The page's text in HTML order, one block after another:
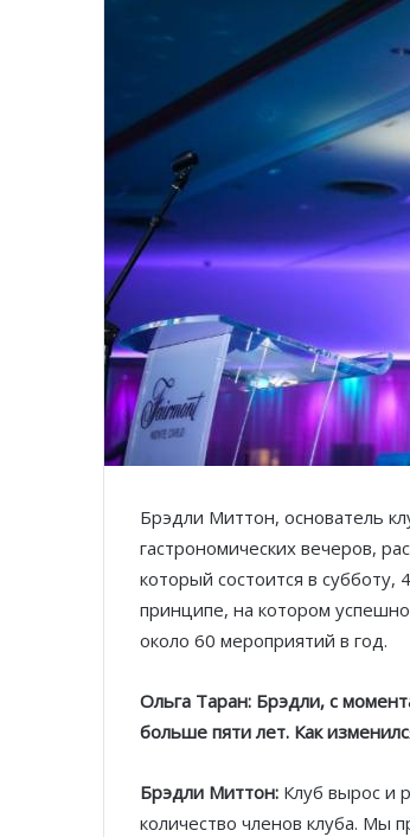
Брэдли Миттон, основатель
гастрономических вечеров,
который состоится в субботу,
принципе, на котором
около 60 мероприятий в год.
Ольга Таран: Брэдли, с
больше пяти лет. Как
Брэдли Миттон: Клуб вырос и
количество членов клуба. Мы